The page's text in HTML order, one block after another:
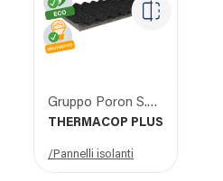
Gruppo Poron S.R.L.
THERMACOP PLUS
/Pannelli isolanti